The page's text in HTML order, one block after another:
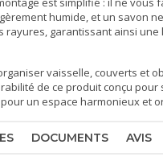
humide, et un savon
rayures, garantissant ainsi une
vaisselle, couverts et
de ce produit conçu
un espace harmonieux et
DOCUMENTS AVIS